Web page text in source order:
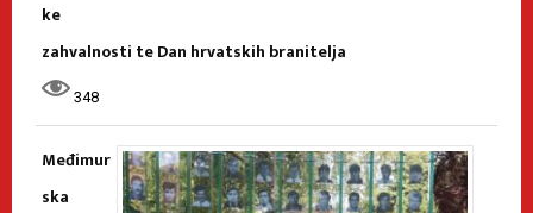
ke
zahvalnosti te Dan hrvatskih branitelja
348
Međimur
ska